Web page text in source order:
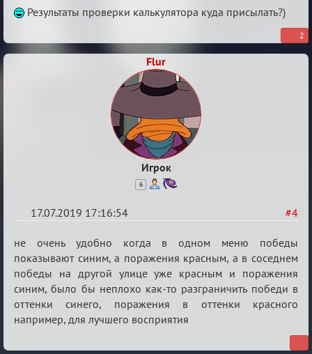
Re:Результаты проверки калькулятора куда присылать?)
2
Flur
Игрок
6
#4
17.07.2019 17:16:54
Re:
Кальк
не очень удобно когда в одном меню победы
показывают синим, а поражения красным, а в соседнем
победы на другой улице уже красным и поражения
синим, было бы неплохо как-то разграничить победи в
оттенки синего, поражения в оттенки красного
например, для лучшего восприятия